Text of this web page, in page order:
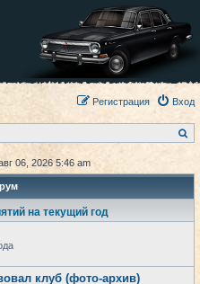
Вход
Регистрация
о
к
06, 2026 5:46 am
на текущий год
клуб (фото-архив)